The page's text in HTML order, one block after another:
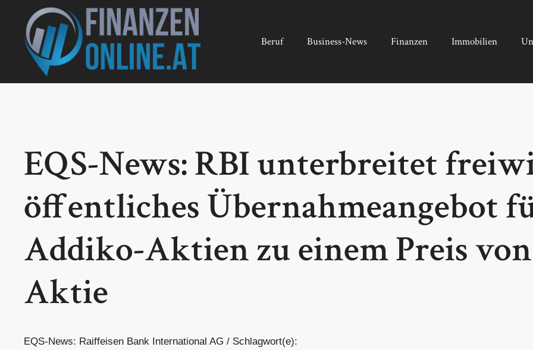
springen
Beruf Business-News Finanzen Immobilien
EQS-News: RBI unterbreitet
öffentliches Übernahmeangebot
Addiko-Aktien zu einem Preis
Aktie
EQS-News: Raiffeisen Bank International AG / Schlagwort(e):